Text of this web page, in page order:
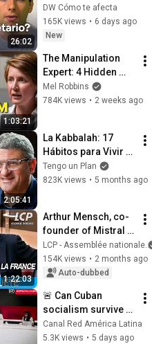
26:02
afford to buy a
home
DW Cómo te afecta
165K views • 6 days ago
New
1:03:21
The Manipulation
Expert: 4 Hidden
Signs You’re
Dealing With a Toxic
Mel Robbins
784K views • 2 weeks ago
2:05:41
La Kabbalah: 17
Hábitos para Vivir
con Abundancia:
Propósito,
Tengo un Plan
823K views • 5 months ago
1:22:03
Arthur Mensch, co-
founder of Mistral
AI, is being
questioned at the
National Assembly -
LCP - Assemblée nationale
154K views • 2 months ago
Auto-dubbed
🚨 Can Cuban
socialism survive
the U.S. siege? |
Analysis Panel
Canal Red América Latina
5.3K views • 5 days ago